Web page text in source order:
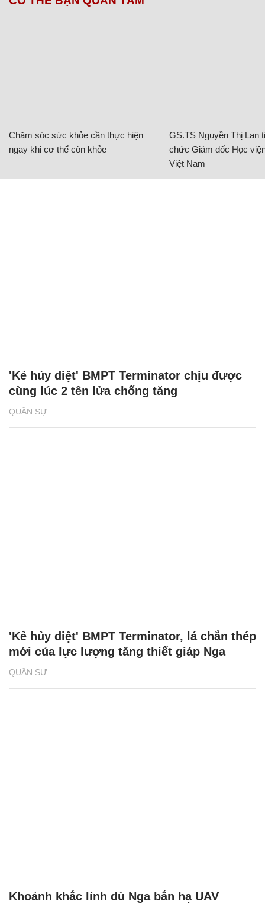
Chăm sóc sức khỏe cần thực hiện
ngay khi cơ thể còn khỏe
GS.TS Nguyễn Thị Lan
chức Giám đốc Học
Việt Nam
QUÂN SỰ
'Kẻ hủy diệt' BMPT Terminator chịu được
cùng lúc 2 tên lửa chống tăng
QUÂN SỰ
'Kẻ hủy diệt' BMPT Terminator, lá chắn thép
mới của lực lượng tăng thiết giáp Nga
Khoảnh khắc lính dù Nga bắn hạ UAV